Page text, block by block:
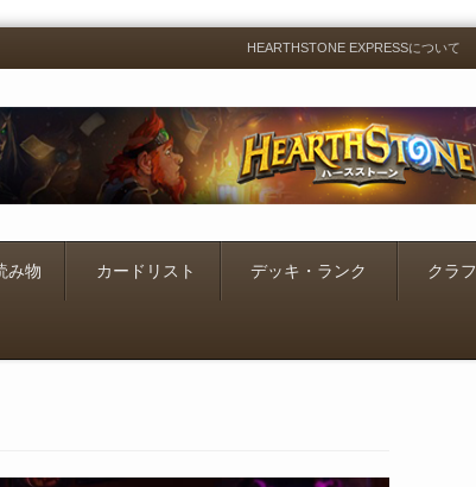
Menu
Skip
to
HEARTHSTONE EXPRESSについて
み物 カードリスト デッキ・ランク クラ